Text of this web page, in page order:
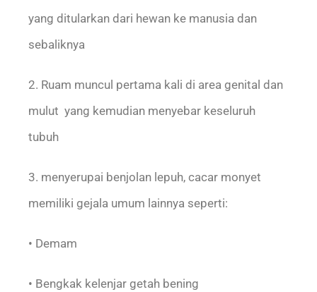
yang ditularkan dari hewan ke manusia dan
sebaliknya
2. Ruam muncul pertama kali di area genital dan
mulut yang kemudian menyebar keseluruh
tubuh
3. menyerupai benjolan lepuh, cacar monyet
memiliki gejala umum lainnya seperti:
• Demam
• Bengkak kelenjar getah bening